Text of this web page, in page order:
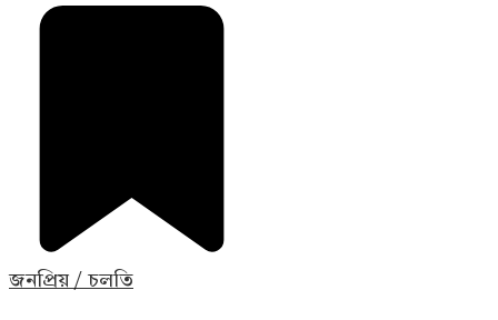
জনপ্রিয় / চলতি